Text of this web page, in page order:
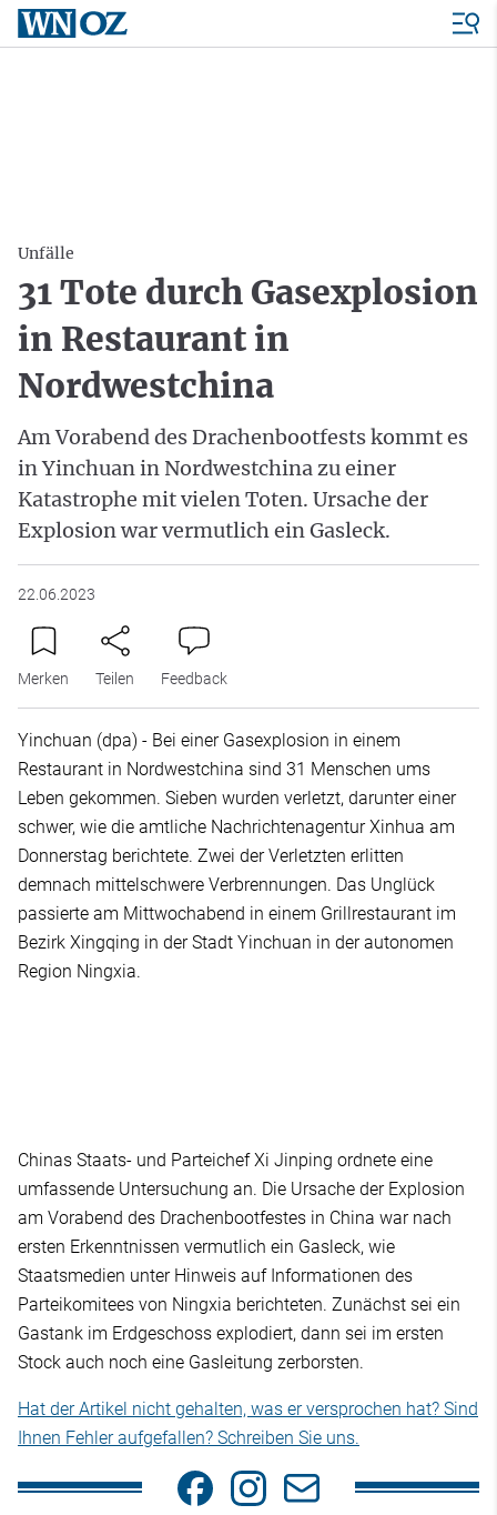
Unfälle
31 Tote durch Gasexplosion
in Restaurant in
Nordwestchina
Am Vorabend des Drachenbootfests kommt es
in Yinchuan in Nordwestchina zu einer
Katastrophe mit vielen Toten. Ursache der
Explosion war vermutlich ein Gasleck.
22.06.2023
Merken Teilen Feedback
Yinchuan (dpa) - Bei einer Gasexplosion in einem
Restaurant in Nordwestchina sind 31 Menschen ums
Leben gekommen. Sieben wurden verletzt, darunter einer
schwer, wie die amtliche Nachrichtenagentur Xinhua am
Donnerstag berichtete. Zwei der Verletzten erlitten
demnach mittelschwere Verbrennungen. Das Unglück
passierte am Mittwochabend in einem Grillrestaurant im
Bezirk Xingqing in der Stadt Yinchuan in der autonomen
Region Ningxia.
Chinas Staats- und Parteichef Xi Jinping ordnete eine
umfassende Untersuchung an. Die Ursache der Explosion
am Vorabend des Drachenbootfestes in China war nach
ersten Erkenntnissen vermutlich ein Gasleck, wie
Staatsmedien unter Hinweis auf Informationen des
Parteikomitees von Ningxia berichteten. Zunächst sei ein
Gastank im Erdgeschoss explodiert, dann sei im ersten
Stock auch noch eine Gasleitung zerborsten.
Hat der Artikel nicht gehalten, was er versprochen hat? Sind
Ihnen Fehler aufgefallen? Schreiben Sie uns.